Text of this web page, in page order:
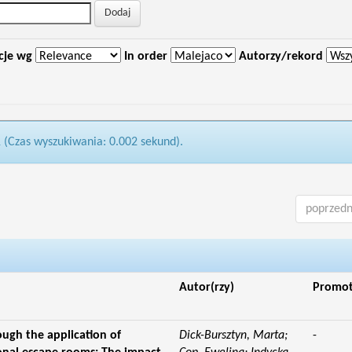
wg In order Autorzy/rekord
wyszukiwania: 0.002 sekund).
Autor(rzy)
the application of
Dick-Bursztyn, Marta;
-